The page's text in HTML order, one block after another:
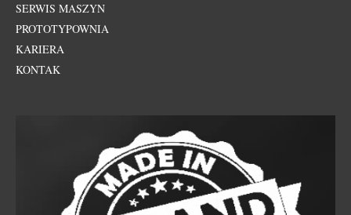
SERWIS MASZYN
PROTOTYPOWNIA
KARIERA
KONTAK